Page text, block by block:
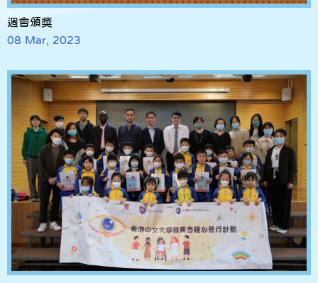
週會頒獎
08 Mar, 2023